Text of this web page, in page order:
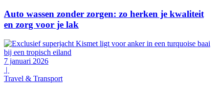
Auto wassen zonder zorgen: zo herken je kwaliteit
en zorg voor je lak
7 januari 2026
|
Travel & Transport